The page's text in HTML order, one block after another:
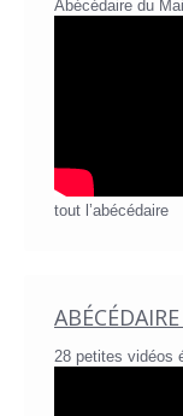
Abécédaire du Mail
tout l’abécédaire
28 petites vidéos